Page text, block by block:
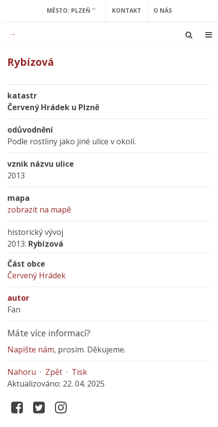
MĚSTO: PLZEŇ KONTAKT O NÁS
Rybízová
katastr
Červený Hrádek u Plzně
odůvodnění
Podle rostliny jako jiné ulice v okolí.
vznik názvu ulice
2013
mapa
zobrazit na mapě
historický vývoj
2013: Rybízová
Část obce
Červený Hrádek
autor
Fan
Máte více informací?
Napište nám, prosím. Děkujeme.
Nahoru · Zpět · Tisk
Aktualizováno: 22. 04. 2025